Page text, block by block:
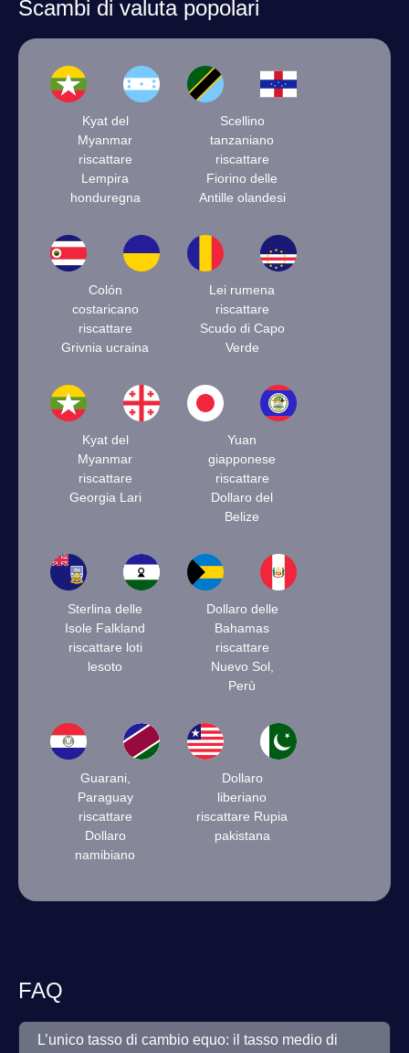
Scambi di valuta popolari
Kyat del
Myanmar
riscattare
Lempira
honduregna
Scellino
tanzaniano
riscattare
Fiorino delle
Antille olandesi
Colón
costaricano
riscattare
Grivnia ucraina
Lei rumena
riscattare
Scudo di Capo
Verde
Kyat del
Myanmar
riscattare
Georgia Lari
Yuan
giapponese
riscattare
Dollaro del
Belize
Sterlina delle
Isole Falkland
riscattare loti
lesoto
Dollaro delle
Bahamas
riscattare
Nuevo Sol,
Perù
Guarani,
Paraguay
riscattare
Dollaro
namibiano
Dollaro
liberiano
riscattare Rupia
pakistana
FAQ
L’unico tasso di cambio equo: il tasso medio di